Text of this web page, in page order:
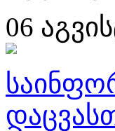
06